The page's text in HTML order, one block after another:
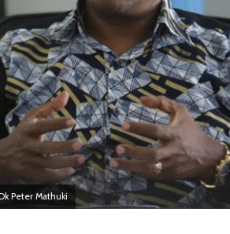
Peter Mathuki